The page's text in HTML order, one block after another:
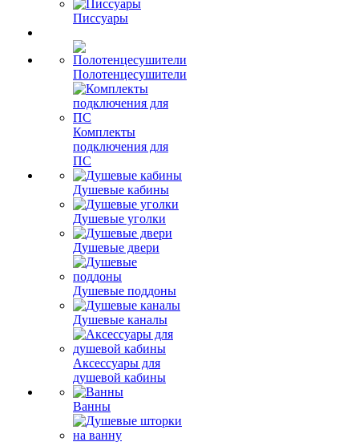
Писсуары
Полотенцесушители
Комплекты
подключения для
ПС
Душевые кабины
Душевые уголки
Душевые двери
Душевые поддоны
Душевые каналы
Аксессуары для
душевой кабины
Ванны